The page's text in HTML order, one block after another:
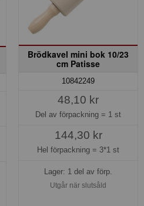
Brödkavel mini bok 10/23
cm Patisse
10842249
48,10 kr
Del av förpackning = 1 st
144,30 kr
Hel förpackning = 3*1 st
Lager: 1 del av förp.
Utgår när slutsåld